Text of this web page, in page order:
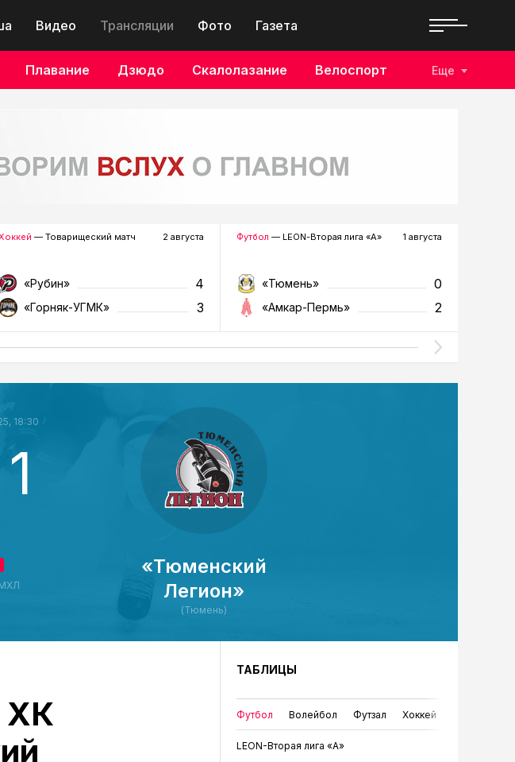
Видео Трансляции Фото Газета
Плавание Дзюдо Скалолазание Велоспорт Еще
— Товарищеский матч 2 августа
«Рубин» 4
«Горняк-УГМК» 3
Футбол — LEON-Вторая лига «А» 1 августа
«Тюмень» 0
«Амкар-Пермь» 2
18:30
1
«Тюменский
Легион»
(Тюмень)
ХК
ТАБЛИЦЫ
Футбол Волейбол Футзал Хоккей
LEON-Вторая лига «А»